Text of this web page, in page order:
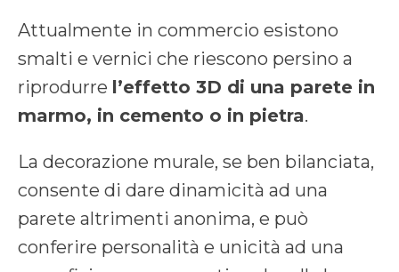
Attualmente in commercio esistono
smalti e vernici che riescono persino a
riprodurre l’effetto 3D di una parete in
marmo, in cemento o in pietra.
La decorazione murale, se ben bilanciata,
consente di dare dinamicità ad una
parete altrimenti anonima, e può
conferire personalità e unicità ad una